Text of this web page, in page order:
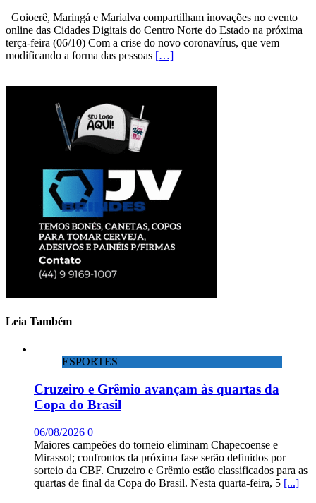
Goioerê, Maringá e Marialva compartilham inovações no evento
online das Cidades Digitais do Centro Norte do Estado na próxima
terça-feira (06/10) Com a crise do novo coronavírus, que vem
modificando a forma das pessoas […]
Leia Também
ESPORTES
Cruzeiro e Grêmio avançam às quartas da
Copa do Brasil
06/08/2026 0
Maiores campeões do torneio eliminam Chapecoense e
Mirassol; confrontos da próxima fase serão definidos por
sorteio da CBF. Cruzeiro e Grêmio estão classificados para as
quartas de final da Copa do Brasil. Nesta quarta-feira, 5 [...]